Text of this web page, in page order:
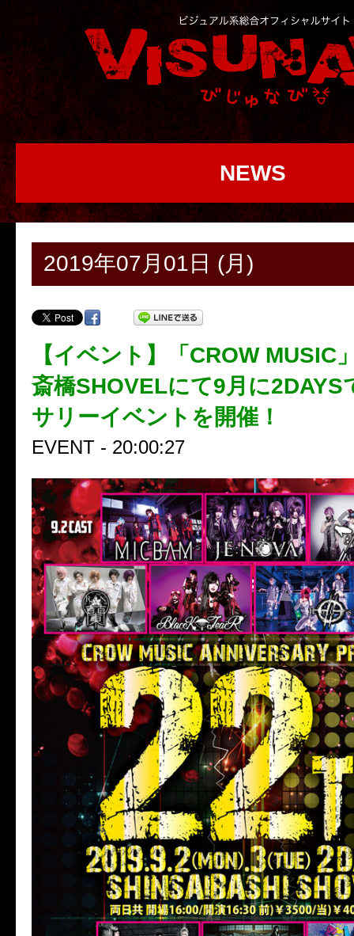
NEWS
2019年07月01日 (月)
【イベント】「CROW MUSIC
斎橋SHOVELにて9月に2DAYS
サリーイベントを開催！
EVENT - 20:00:27